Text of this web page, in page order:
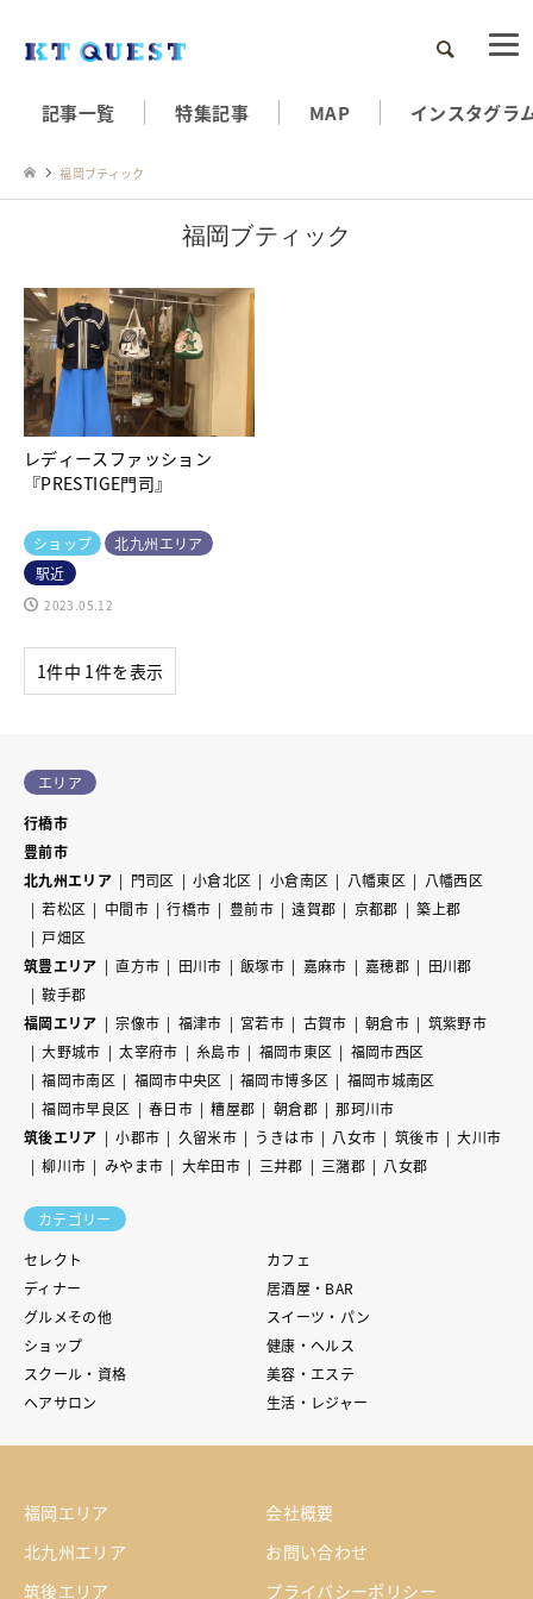
検索
記事一覧 特集記事 MAP インスタグラ
福岡ブティック
福岡ブティック
レディースファッション
『PRESTIGE門司』
ショップ
北九州エリア
駅近
2023.05.12
1件中 1件を表示
エリア
行橋市
豊前市
北九州エリア
門司区 小倉北区 小倉南区 八幡東区
八幡西区
若松区
中間市 行橋市 豊前市 遠賀郡 京都郡
築上郡
戸畑区
筑豊エリア
直方市 田川市 飯塚市 嘉麻市 嘉穂郡
田川郡
鞍手郡
福岡エリア
宗像市 福津市 宮若市 古賀市 朝倉市
筑紫野市
大野城市
太宰府市 糸島市 福岡市東区
福岡市西区
福岡市南区
福岡市中央区 福岡市博多区
福岡市城南区
福岡市早良区
春日市 糟屋郡 朝倉郡
那珂川市
筑後エリア
小郡市 久留米市 うきは市 八女市 筑後市
大川市
柳川市
みやま市 大牟田市 三井郡 三潴郡 八女郡
カテゴリー
セレクト
カフェ
ディナー
居酒屋・BAR
グルメその他
スイーツ・パン
ショップ
健康・ヘルス
スクール・資格
美容・エステ
ヘアサロン
生活・レジャー
福岡エリア
北九州エリア
筑後エリア
会社概要
お問い合わせ
プライバシーポリシー